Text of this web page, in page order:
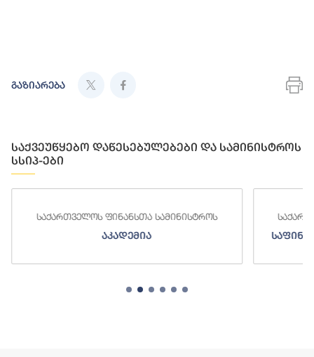
გაზიარება
საქვეუწყებო დაწესებულებები და სამინისტროს
სსიპ-ები
საქართველოს ფინანსთა სამინისტროს
საფინანსო-ანალიტიკური სამსახური